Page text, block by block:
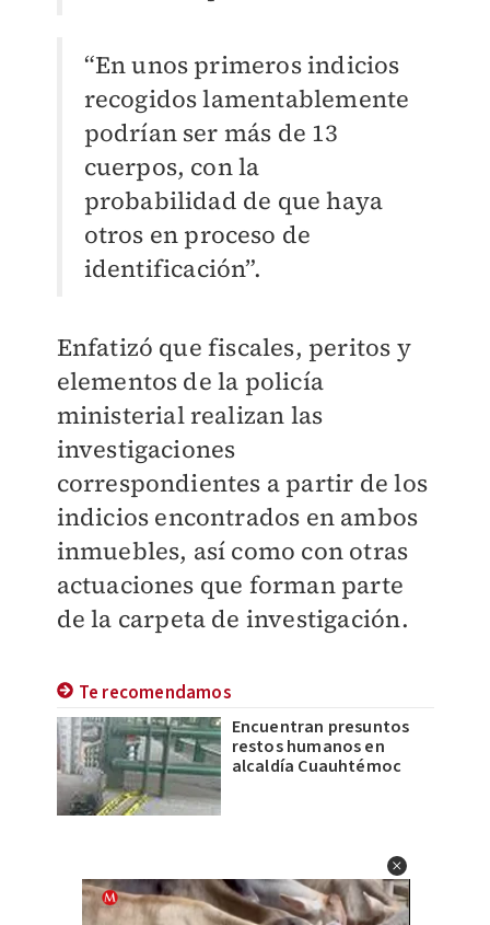
“En unos primeros indicios
recogidos lamentablemente
podrían ser más de 13
cuerpos, con la
probabilidad de que haya
otros en proceso de
identificación”.
Enfatizó que fiscales, peritos y
elementos de la policía
ministerial realizan las
investigaciones
correspondientes a partir de los
indicios encontrados en ambos
inmuebles, así como con otras
actuaciones que forman parte
de la carpeta de investigación.
Te recomendamos
Encuentran presuntos
restos humanos en
alcaldía Cuauhtémoc